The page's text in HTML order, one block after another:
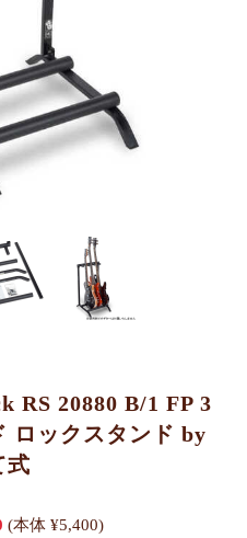
RS 20880 B/1 FP 3
ロックスタンド by
式
(本体 ¥5,400)